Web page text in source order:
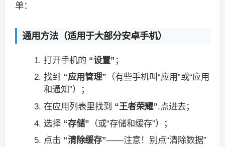
单：
通用方法（适用于大部分安卓手机）
打开手机的 “设置” ；
找到 “应用管理” （有些手机叫“应用”或“应用
和通知”）；
在应用列表里找到 “王者荣耀”,点进去；
选择 “存储” （或“存储和缓存”）；
点击 “清除缓存”——注意！别点“清除数据”